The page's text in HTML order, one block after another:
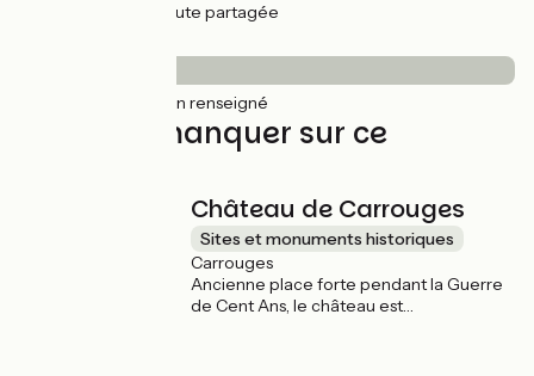
(100%) Route partagée
(100%) Non renseigné
À ne pas manquer sur ce
Château de Carrouges
Sites et monuments historiques
Carrouges
Ancienne place forte pendant la Guerre
de Cent Ans, le château est